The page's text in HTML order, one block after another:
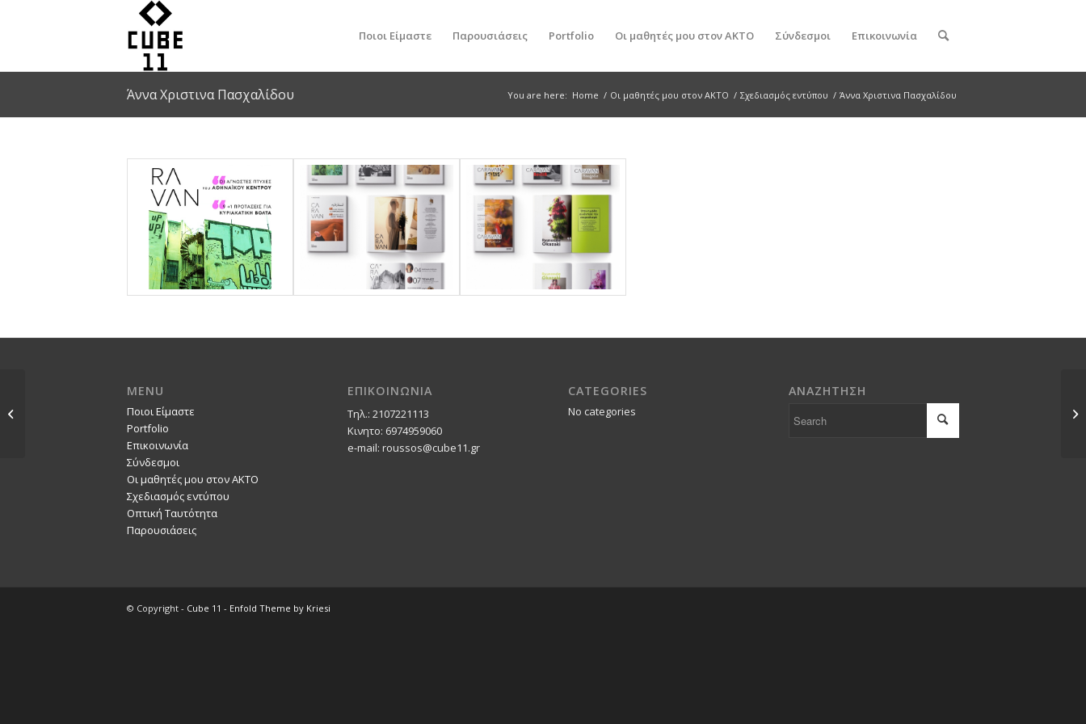
Ποιοι Είμαστε Παρουσιάσεις Portfolio Οι μαθητές μου στον ΑΚΤΟ Σύνδεσμοι Επικοινωνία
Άννα Χριστινα Πασχαλίδου You are here: Home / Οι μαθητές μου στον ΑΚΤΟ / Σχεδιασμός εντύπου / Άννα Χριστινα Πασχαλίδου
MENU
Ποιοι Είμαστε
Portfolio
Επικοινωνία
Σύνδεσμοι
Οι μαθητές μου στον ΑΚΤΟ
Σχεδιασμός εντύπου
Οπτική Ταυτότητα
Παρουσιάσεις
ΕΠΙΚΟΙΝΩΝΙΑ
Τηλ.: 2107221113
Κινητο: 6974959060
e-mail: roussos@cube11.gr
CATEGORIES
No categories
ΑΝΑΖΗΤΗΣΗ
© Copyright - Cube 11 - Enfold Theme by Kriesi